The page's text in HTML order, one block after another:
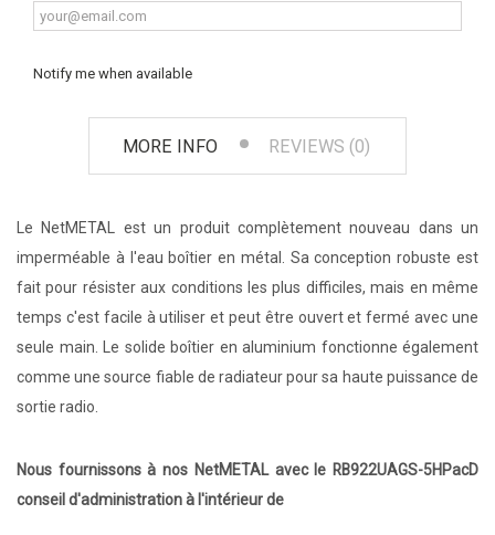
Notify me when available
MORE INFO REVIEWS (0)
Le NetMETAL est un produit complètement nouveau dans un
imperméable à l'eau boîtier en métal. Sa conception robuste est
fait pour résister aux conditions les plus difficiles, mais en même
temps c'est facile à utiliser et peut être ouvert et fermé avec une
seule main. Le solide boîtier en aluminium fonctionne également
comme une source fiable de radiateur pour sa haute puissance de
sortie radio.
Nous fournissons à nos NetMETAL avec le RB922UAGS-5HPacD
conseil d'administration à l'intérieur de